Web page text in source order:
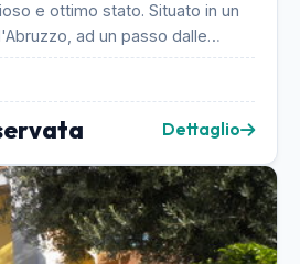
e ottimo stato. Situato in un
ad un passo dalle
mare. 1° piano rialzato, a...
Dettaglio